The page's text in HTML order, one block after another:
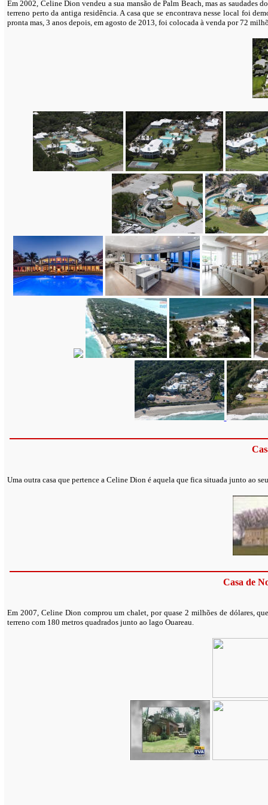
Em 2002, Celine Dion vendeu a sua mansão de Palm Beach, mas as
terreno perto da antiga residência. A casa que se encontrava nesse local foi
pronta mas, 3 anos depois, em agosto de 2013, foi colocada à venda por 72
Uma outra casa que pertence a Celine Dion é aquela que fica situada junto ao
Casa de
Em 2007, Celine Dion comprou um chalet, por quase 2 milhões de dólares,
terreno com 180 metros quadrados junto ao lago Ouareau.